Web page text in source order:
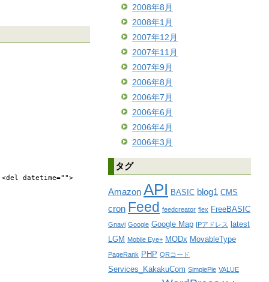
datetime="">
2008年8月
2008年1月
2007年12月
2007年11月
2007年9月
2006年8月
2006年7月
2006年6月
2006年4月
2006年3月
タグ
Amazon API BASIC blog1 CMS
cron Feed feedcreator flex FreeBASIC
Gnavi Google Google Map IPアドレス latest
LGM Mobile Eye+ MODx MovableType
PageRank PHP QRコード
Services_KakakuCom SimplePie VALUE